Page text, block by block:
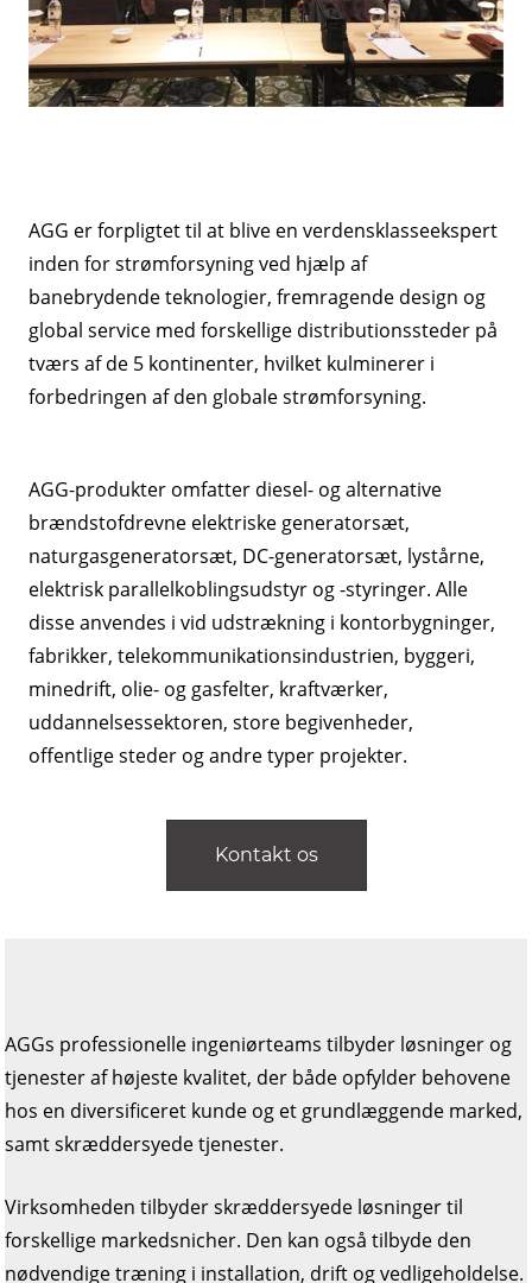
AGG er forpligtet til at blive en verdensklasseekspert
inden for strømforsyning ved hjælp af
banebrydende teknologier, fremragende design og
global service med forskellige distributionssteder på
tværs af de 5 kontinenter, hvilket kulminerer i
forbedringen af ​​den globale strømforsyning.
AGG-produkter omfatter diesel- og alternative
brændstofdrevne elektriske generatorsæt,
naturgasgeneratorsæt, DC-generatorsæt, lystårne,
elektrisk parallelkoblingsudstyr og -styringer. Alle
disse anvendes i vid udstrækning i kontorbygninger,
fabrikker, telekommunikationsindustrien, byggeri,
minedrift, olie- og gasfelter, kraftværker,
uddannelsessektoren, store begivenheder,
offentlige steder og andre typer projekter.
Kontakt os
AGGs professionelle ingeniørteams tilbyder løsninger og
tjenester af højeste kvalitet, der både opfylder behovene
hos en diversificeret kunde og et grundlæggende marked,
samt skræddersyede tjenester.
Virksomheden tilbyder skræddersyede løsninger til
forskellige markedsnicher. Den kan også tilbyde den
nødvendige træning i installation, drift og vedligeholdelse.